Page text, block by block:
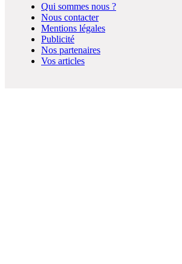
Qui sommes nous ?
Nous contacter
Mentions légales
Publicité
Nos partenaires
Vos articles